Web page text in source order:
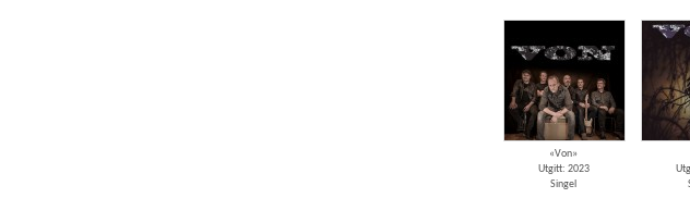
«Von»
Utgitt: 2023
Singel